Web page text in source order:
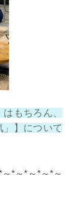
もちろん、
】について
～*～*～*～*～